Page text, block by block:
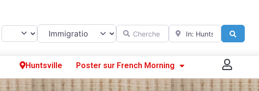
Select search type
Catégorie Chercher A proximité de
Huntsville Poster sur French Morning
Se connecter